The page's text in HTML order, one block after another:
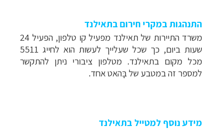
התנהגות במקרי חירום בתאילנד
משרד התיירות של תאילנד מפעיל קו טלפון, הפעיל 24
שעות ביום, כך שכל שעלייך לעשות הוא לחייג 5511
מכל מקום בתאילנד. מטלפון ציבורי ניתן להתקשר
למספר זה במטבע של בָּהאט אחד.
מידע נוסף למטייל בתאילנד